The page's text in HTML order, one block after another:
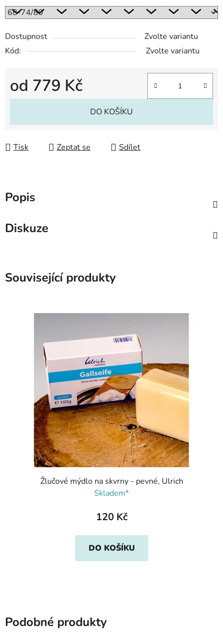
Dostupnost
Zvolte variantu
Kód:
Zvolte variantu
od 779 Kč
Měrná cena:
DO KOŠÍKU
Tisk Zeptat se Sdílet
Popis
Diskuze
Související produkty
Žlučové mýdlo na skvrny - pevné, Ulrich
Skladem*
120 Kč
DO KOŠÍKU
Podobné produkty